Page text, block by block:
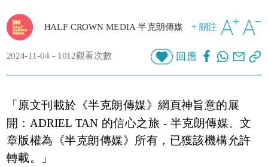
+ 關注
HALF CROWN MEDIA 半克朗傳媒
2024-11-04 - 1012觀看次數 回應
「原文刊載於《半克朗傳媒》網頁神旨意的展
開：ADRIEL TAN 的信心之旅 - 半克朗傳媒。文
章版權為《半克朗傳媒》所有，已獲該機構允許
轉載。」